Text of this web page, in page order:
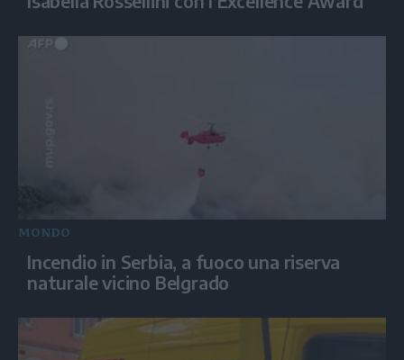
MONDO
Incendio in Serbia, a fuoco una riserva
naturale vicino Belgrado